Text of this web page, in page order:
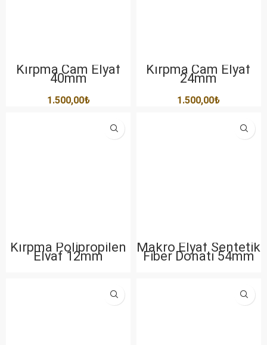
Kırpma Cam Elyaf
40mm
1.500,00₺
Kırpma Cam Elyaf
24mm
1.500,00₺
Kırpma Polipropilen
Elyaf 12mm
Makro Elyaf Sentetik
Fiber Donatı 54mm